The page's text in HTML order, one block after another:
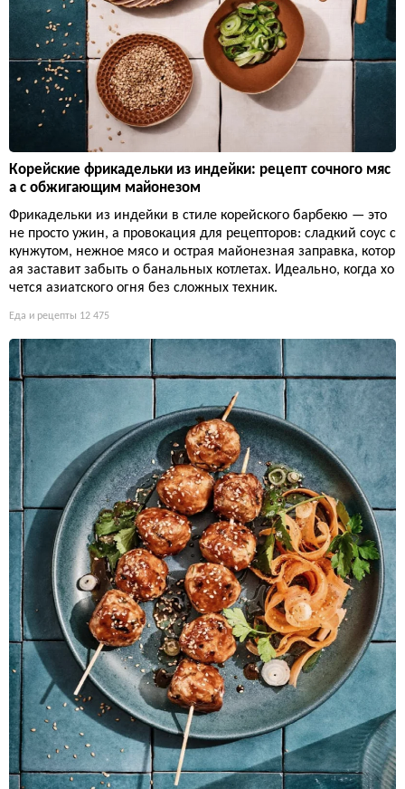
Корейские фрикадельки из индейки: рецепт сочного мяс
а с обжигающим майонезом
Фрикадельки из индейки в стиле корейского барбекю — это
не просто ужин, а провокация для рецепторов: сладкий соус с
кунжутом, нежное мясо и острая майонезная заправка, котор
ая заставит забыть о банальных котлетах. Идеально, когда хо
чется азиатского огня без сложных техник.
Еда и рецепты 12 475